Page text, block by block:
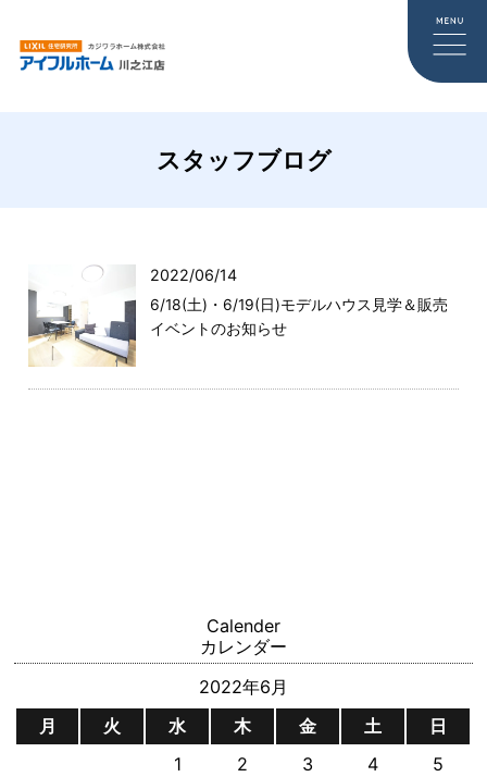
スタッフブログ
2022/06/14
6/18(土)・6/19(日)モデルハウス見学＆販売
イベントのお知らせ
Calender
カレンダー
2022年6月
月
火 水 木 金 土 日
1 2 3 4
5